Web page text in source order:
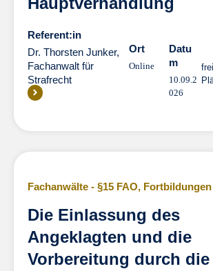
Referent:in
Dr. Thorsten Junker,
Fachanwalt für
Strafrecht
Ort
Online
Datu
m
10.09.2
026
Fachanwälte - §15 FAO,
Die Einlassung des
Angeklagten und die
Vorbereitung durch die